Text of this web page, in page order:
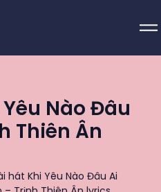
Nào Đâu
Thiên Ân
hát Khi Yêu Nào Đâu Ai